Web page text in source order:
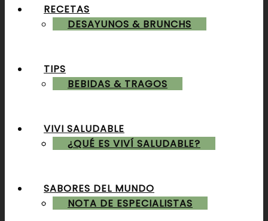
RECETAS
DESAYUNOS & BRUNCHS
BEBIDAS & TRAGOS
ALMUERZOS & CENAS
POSTRES & TORTAS
TIPS
VIVI SALUDABLE
¿QUÉ ES VIVÍ SALUDABLE?
NOTA DE ESPECIALISTAS
SABORES DEL MUNDO